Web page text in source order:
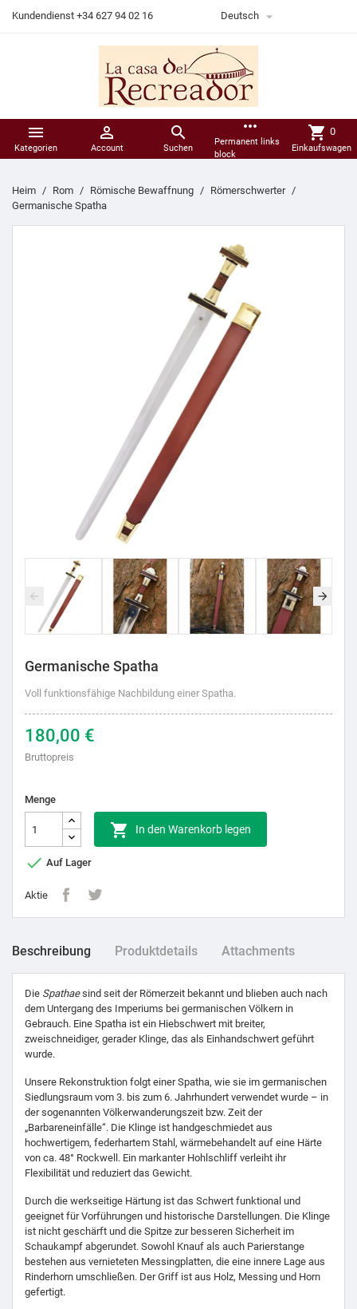
Kundendienst +34 627 94 02 16 Deutsch 

Kategorien

Account

Suchen
more_horiz
Permanent links
block
shopping_cart 0
Einkaufswagen
Heim Rom Römische Bewaffnung
Römerschwerter
Germanische Spatha
Germanische Spatha
Voll funktionsfähige Nachbildung einer Spatha.
180,00 €
Bruttopreis
Menge
 In den Warenkorb legen
 Auf Lager
Aktie
Beschreibung Produktdetails Attachments
Die Spathaesind seit der Römerzeit bekannt und blieben auch nach
dem Untergang des Imperiums bei germanischen Völkern in
Gebrauch. Eine Spatha ist ein Hiebschwert mit breiter,
zweischneidiger, gerader Klinge, das als Einhandschwert geführt
wurde.
Unsere Rekonstruktion folgt einer Spatha, wie sie im germanischen
Siedlungsraum vom 3. bis zum 6. Jahrhundert verwendet wurde – in
der sogenannten Völkerwanderungszeit bzw. Zeit der
„Barbareneinfälle“. Die Klinge ist handgeschmiedet aus
hochwertigem, federhartem Stahl, wärmebehandelt auf eine Härte
von ca. 48° Rockwell. Ein markanter Hohlschliff verleiht ihr
Flexibilität und reduziert das Gewicht.
Durch die werkseitige Härtung ist das Schwert funktional und
geeignet für Vorführungen und historische Darstellungen. Die Klinge
ist nicht geschärft und die Spitze zur besseren Sicherheit im
Schaukampf abgerundet. Sowohl Knauf als auch Parierstange
bestehen aus vernieteten Messingplatten, die eine innere Lage aus
Rinderhorn umschließen. Der Griff ist aus Holz, Messing und Horn
gefertigt.